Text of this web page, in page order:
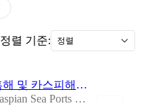
정렬 기준: 정렬
루마니아 흑해 및 카스피해 항만 및 해상물류 전시회 2027
Black and Caspian Sea Ports & Logistics 2027